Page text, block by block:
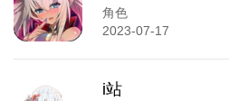
角色
2023-07-17
i站